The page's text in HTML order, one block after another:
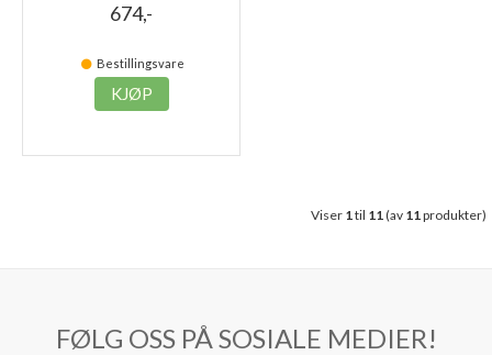
674,-
Bestillingsvare
KJØP
Viser 1til 11(av 11produkter)
FØLG OSS PÅ SOSIALE MEDIER!